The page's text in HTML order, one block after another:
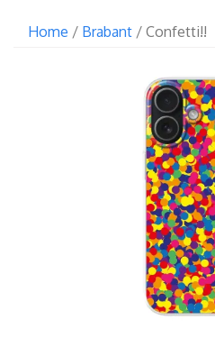
Home / Brabant / Confetti!!